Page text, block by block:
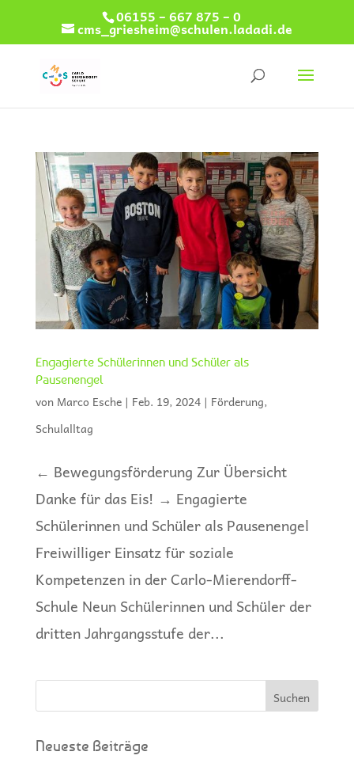
06155 – 667 875 – 0
cms_griesheim@schulen.ladadi.de
Engagierte Schülerinnen und Schüler als
Pausenengel
von Marco Esche| Feb. 19, 2024| Förderung,
Schulalltag
← Bewegungsförderung Zur Übersicht
Danke für das Eis! → Engagierte
Schülerinnen und Schüler als Pausenengel
Freiwilliger Einsatz für soziale
Kompetenzen in der Carlo-Mierendorff-
Schule Neun Schülerinnen und Schüler der
dritten Jahrgangsstufe der...
Neueste Beiträge